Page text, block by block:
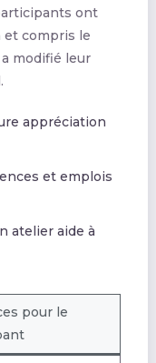
ont
et compris le
modifié leur
appréciation
et emplois
atelier aide à
pour le